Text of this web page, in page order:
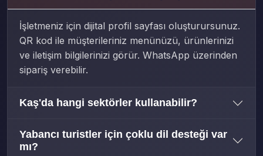
İşletmeniz için dijital profil sayfası oluşturursunuz.
QR kod ile müşterileriniz menünüzü, ürünlerinizi
ve iletişim bilgilerinizi görür. WhatsApp üzerinden
sipariş verebilir.
Kaş'da hangi sektörler kullanabilir?
Yabancı turistler için çoklu dil desteği var
mı?